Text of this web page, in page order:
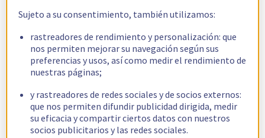
Sujeto a su consentimiento, también utilizamos:
rastreadores de rendimiento y personalización: que
nos permiten mejorar su navegación según sus
preferencias y usos, así como medir el rendimiento de
nuestras páginas;
y rastreadores de redes sociales y de socios externos:
que nos permiten difundir publicidad dirigida, medir
su eficacia y compartir ciertos datos con nuestros
socios publicitarios y las redes sociales.